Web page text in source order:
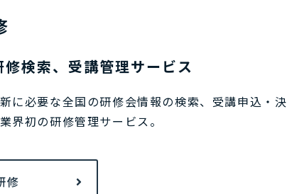
検索、受講管理サービス
に必要な全国の研修会情報の検索、受講申込・決
界初の研修管理サービス。
修